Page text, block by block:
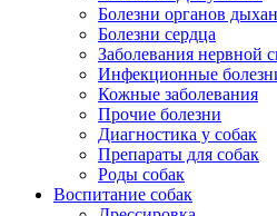
Болезни органов
Болезни сердца
Заболевания нервной
Инфекционные
Кожные заболевания
Прочие болезни
Диагностика у собак
Препараты для собак
Роды собак
Воспитание собак